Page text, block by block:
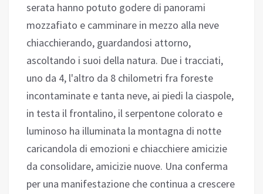
serata hanno potuto godere di panorami
mozzafiato e camminare in mezzo alla neve
chiacchierando, guardandosi attorno,
ascoltando i suoi della natura. Due i tracciati,
uno da 4, l'altro da 8 chilometri fra foreste
incontaminate e tanta neve, ai piedi la ciaspole,
in testa il frontalino, il serpentone colorato e
luminoso ha illuminata la montagna di notte
caricandola di emozioni e chiacchiere amicizie
da consolidare, amicizie nuove. Una conferma
per una manifestazione che continua a crescere